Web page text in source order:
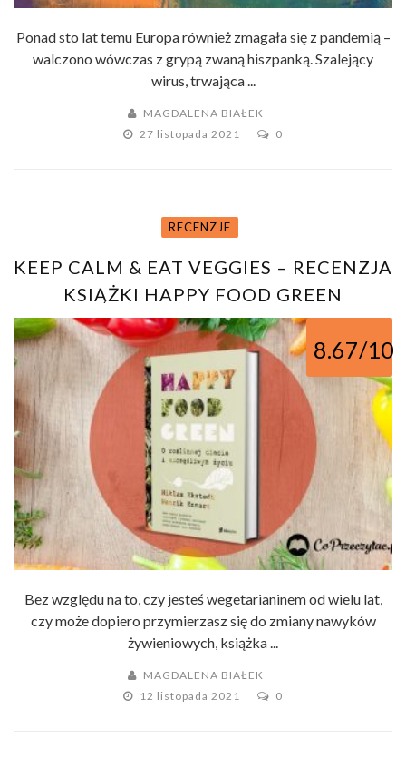
Ponad sto lat temu Europa również zmagała się z pandemią –
walczono wówczas z grypą zwaną hiszpanką. Szalejący
wirus, trwająca ...
MAGDALENA BIAŁEK
27 listopada 2021
0
RECENZJE
KEEP CALM & EAT VEGGIES – RECENZJA
KSIĄŻKI HAPPY FOOD GREEN
8.67/10
Bez względu na to, czy jesteś wegetarianinem od wielu lat,
czy może dopiero przymierzasz się do zmiany nawyków
żywieniowych, książka ...
MAGDALENA BIAŁEK
12 listopada 2021
0